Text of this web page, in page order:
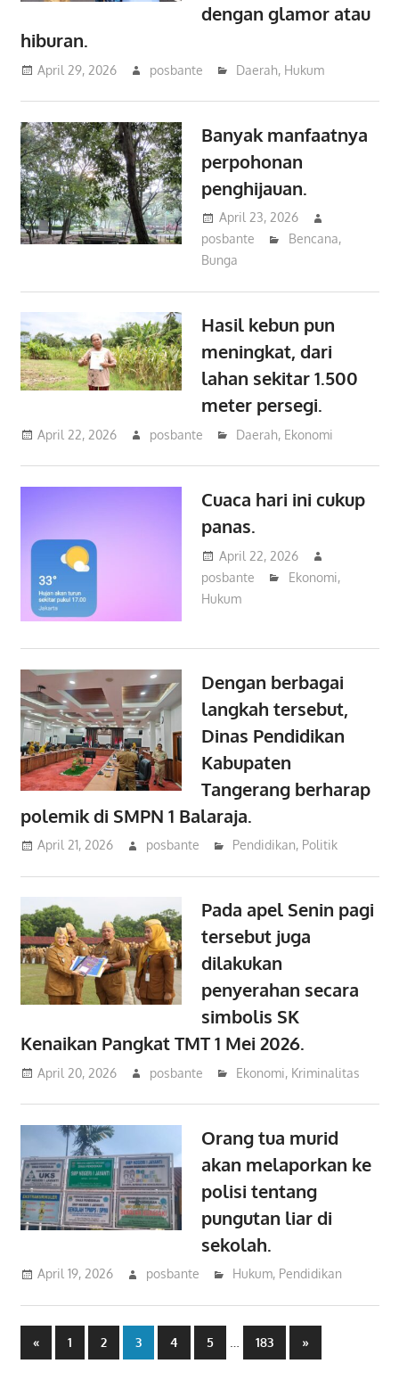
dengan glamor atau
hiburan.
April 29, 2026 posbante Daerah, Hukum
Banyak manfaatnya
perpohonan
penghijauan.
April 23, 2026
posbante
Bencana,
Bunga
Hasil kebun pun
meningkat, dari
lahan sekitar 1.500
meter persegi.
April 22, 2026 posbante Daerah, Ekonomi
Cuaca hari ini cukup
panas.
April 22, 2026
posbante
Ekonomi,
Hukum
Dengan berbagai
langkah tersebut,
Dinas Pendidikan
Kabupaten
Tangerang berharap
polemik di SMPN 1 Balaraja.
April 21, 2026 posbante Pendidikan, Politik
Pada apel Senin pagi
tersebut juga
dilakukan
penyerahan secara
simbolis SK
Kenaikan Pangkat TMT 1 Mei 2026.
April 20, 2026 posbante Ekonomi, Kriminalitas
Orang tua murid
akan melaporkan ke
polisi tentang
pungutan liar di
sekolah.
April 19, 2026 posbante Hukum, Pendidikan
Posts
«Previous
Posts
1 2 3 4 5 … 183
Next
Posts
»